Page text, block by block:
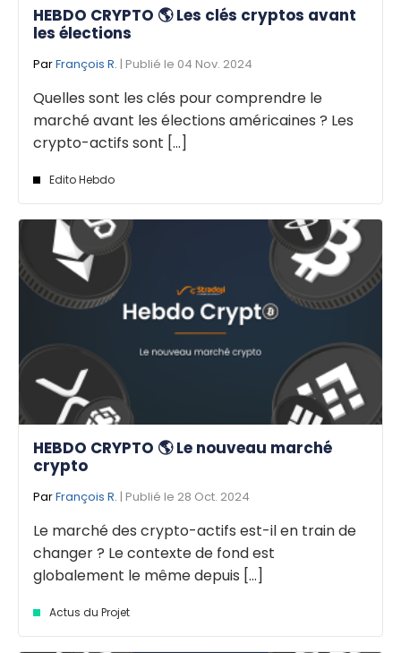
HEBDO CRYPTO 🌎 Les clés cryptos avant
les élections
ParFrançois R. | Publié le 04 Nov. 2024
Quelles sont les clés pour comprendre le
marché avant les élections américaines ? Les
crypto-actifs sont [...]
Edito Hebdo
HEBDO CRYPTO 🌎 Le nouveau marché
crypto
ParFrançois R. | Publié le 28 Oct. 2024
Le marché des crypto-actifs est-il en train de
changer ? Le contexte de fond est
globalement le même depuis [...]
Actus du Projet